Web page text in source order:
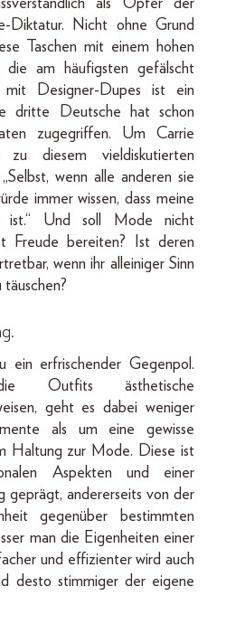
als Opfer der
Diktatur. Nicht ohne Grund
Taschen mit einem hohen
die am häufigsten gefälscht
Designer-Dupes ist ein
dritte Deutsche hat schon
zugegriffen. Um Carrie
zu diesem vieldiskutierten
wenn alle anderen sie
immer wissen, dass meine
ist.“ Und soll Mode nicht
Freude bereiten? Ist deren
wenn ihr alleiniger Sinn
ein erfrischender Gegenpol.
Outfits ästhetische
geht es dabei weniger
als um eine gewisse
Haltung zur Mode. Diese ist
Aspekten und einer
geprägt, andererseits von der
gegenüber bestimmten
man die Eigenheiten einer
und effizienter wird auch
desto stimmiger der eigene